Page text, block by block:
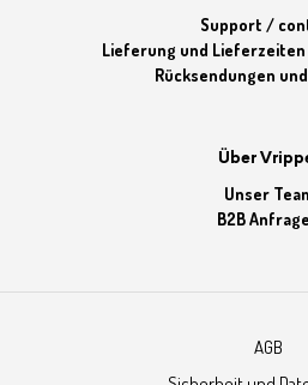
Support /
Lieferung und
Rücksendungen
Über
Unser
B2B
AGB